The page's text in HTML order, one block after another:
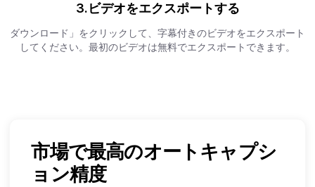
3.ビデオをエクスポートする
ダウンロード」をクリックして、字幕付きのビデオをエクスポート
してください。最初のビデオは無料でエクスポートできます。
市場で最高のオートキャプシ
ョン精度